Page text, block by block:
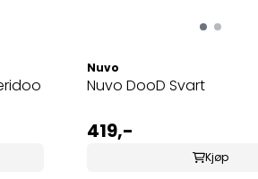
Nuvo
Nuvo DooD Svart
419,-
Kjøp